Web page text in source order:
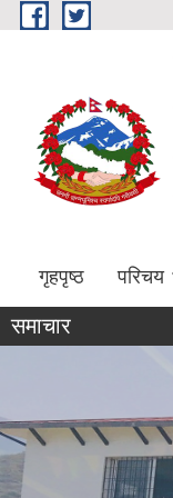
Skip to main content
गृहपृष्ठ परिचय
समाचार